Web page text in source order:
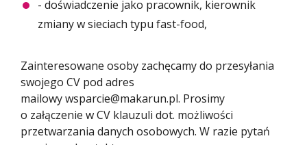
- doświadczenie jako pracownik, kierownik
zmiany w sieciach typu fast-food,
Zainteresowane osoby zachęcamy do przesyłania
swojego CV pod adres
mailowy wsparcie@makarun.pl. Prosimy
o załączenie w CV klauzuli dot. możliwości
przetwarzania danych osobowych. W razie pytań